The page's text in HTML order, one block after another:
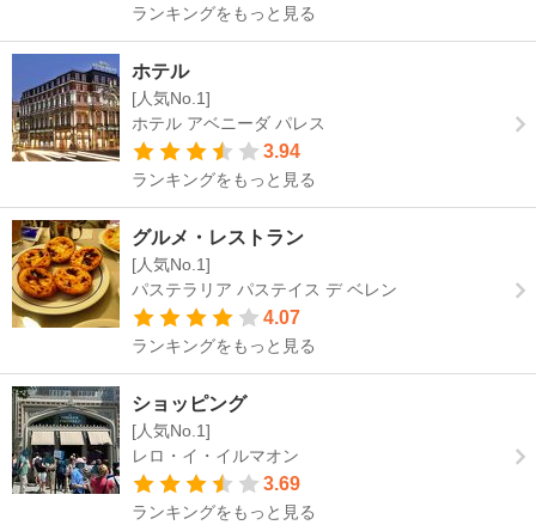
ランキングをもっと見る
ホテル
[人気No.1]
ホテル アベニーダ パレス
3.94
ランキングをもっと見る
グルメ・レストラン
[人気No.1]
パステラリア パステイス デ ベレン
4.07
ランキングをもっと見る
ショッピング
[人気No.1]
レロ・イ・イルマオン
3.69
ランキングをもっと見る